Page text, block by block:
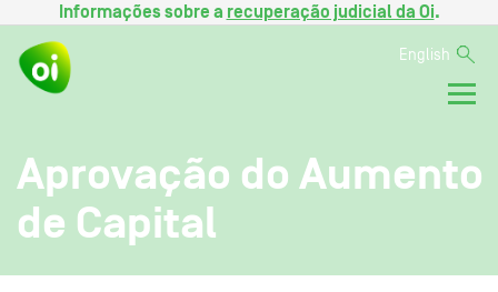
Informações sobre a recuperação judicial da Oi.
English
Aprovação do Aumento
de Capital